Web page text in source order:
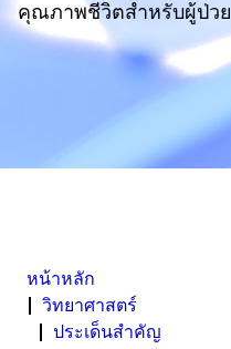
คุณภาพชีวิตสําหรับผู้ป่วย
หน้าหลัก
วิทยาศาสตร์
ประเด็นสำคัญ